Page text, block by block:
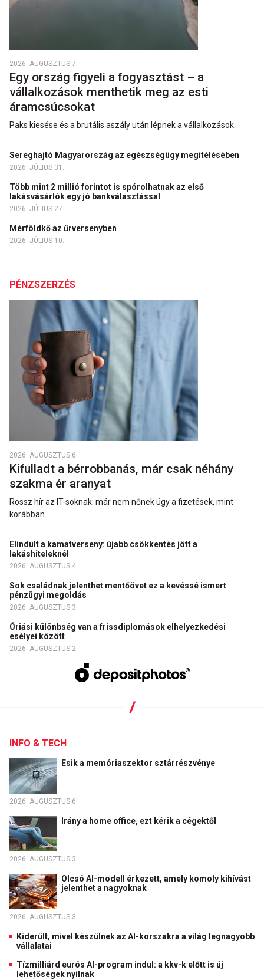
2026. AUGUSZTUS 7.
Egy ország figyeli a fogyasztást – a
vállalkozások menthetik meg az esti
áramcsúcsokat
Paks kiesése és a brutális aszály után lépnek a vállalkozások.
Sereghajtó Magyarország az egészségügy megítélésében
2026. JÚLIUS 31.
Több mint 2 millió forintot is spórolhatnak az első
lakásvásárlók egy jó bankválasztással
2026. JÚLIUS 27.
Mérföldkő az űrversenyben
2026. JÚLIUS 10.
PÉNZSZERZÉS
2026. AUGUSZTUS 6.
Kifulladt a bérrobbanás, már csak néhány
szakma ér aranyat
Rossz hír az IT-soknak: már nem nőnek úgy a fizetések, mint
korábban.
Elindult a kamatverseny: újabb csökkentés jött a
lakáshiteleknél
2026. AUGUSZTUS 4.
Sok családnak jelenthet mentőövet ez a kevéssé ismert
pénzügyi megoldás
2026. AUGUSZTUS 3.
Óriási különbség van a frissdiplomások elhelyezkedési
esélyei között
2026. AUGUSZTUS 2.
INFO & TECH
Esik a memóriaszektor sztárrészvénye
2026. AUGUSZTUS 6.
Irány a home office, ezt kérik a cégektől
2026. AUGUSZTUS 3.
Olcsó AI-modell érkezett, amely komoly kihívást
jelenthet a nagyoknak
2026. AUGUSZTUS 3.
Kiderült, mivel készülnek az AI-korszakra a világ legnagyobb
vállalatai
Tízmilliárd eurós AI-program indul: a kkv-k előtt is új
lehetőségek nyílnak